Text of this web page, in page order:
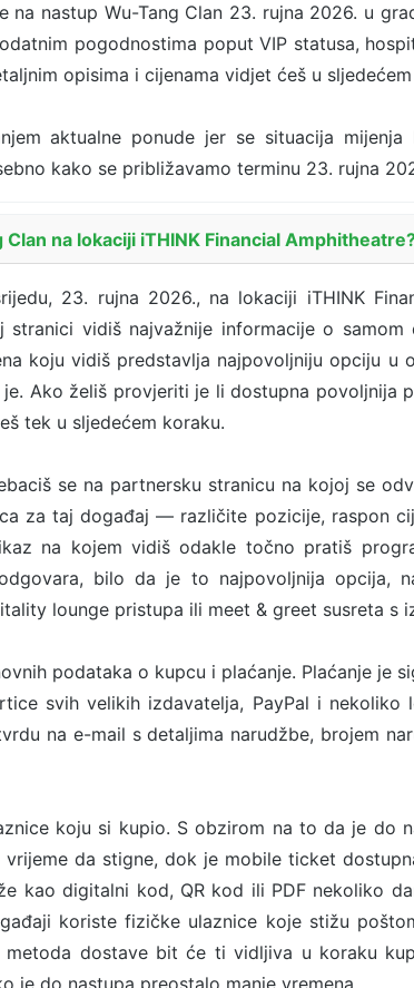
na nastup Wu-Tang Clan 23. rujna 2026. u
pogodnostima poput VIP statusa,
opisima i cijenama vidjet ćeš u
aktualne ponude jer se situacija
kako se približavamo terminu 23. rujna
na lokaciji iTHINK Financial
23. rujna 2026., na lokaciji iTHINK
stranici vidiš najvažnije informacije o
koju vidiš predstavlja najpovoljniju opciju
je. Ako želiš provjeriti je li dostupna
tek u sljedećem koraku.
se na partnersku stranicu na kojoj se
za taj događaj — različite pozicije, raspon
na kojem vidiš odakle točno pratiš
bilo da je to najpovoljnija opcija,
lounge pristupa ili meet & greet susreta s
podataka o kupcu i plaćanje. Plaćanje je
svih velikih izdavatelja, PayPal i nekoliko
na e-mail s detaljima narudžbe, brojem
koju si kupio. S obzirom na to da je do
da stigne, dok je mobile ticket
kao digitalni kod, QR kod ili PDF nekoliko
koriste fizičke ulaznice koje stižu
metoda dostave bit će ti vidljiva u koraku